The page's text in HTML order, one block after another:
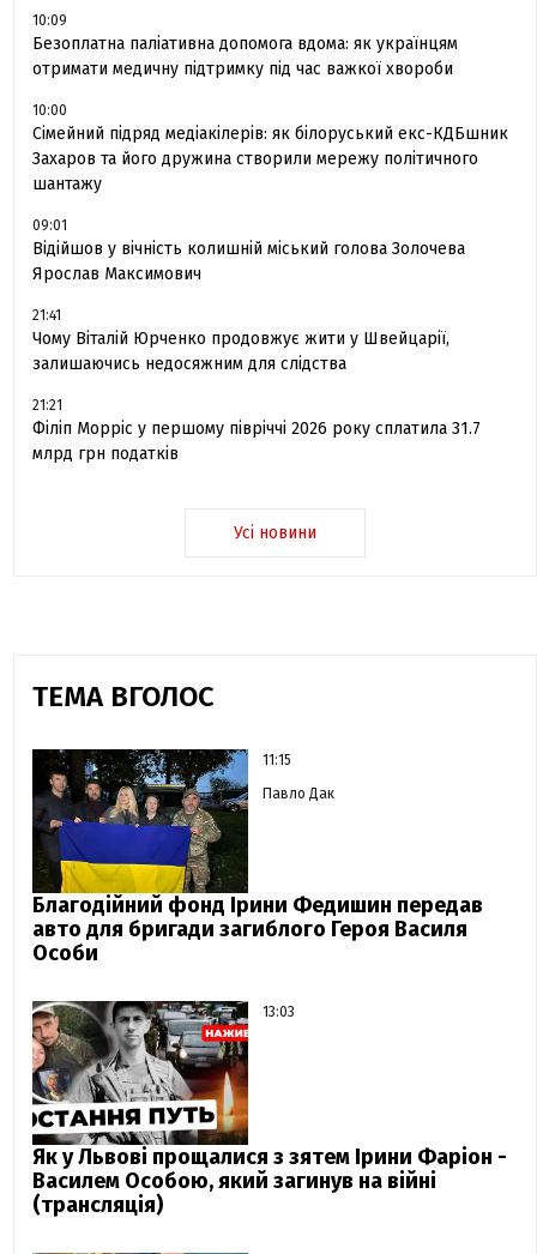
10:09
Безоплатна паліативна допомога вдома: як українцям
отримати медичну підтримку під час важкої хвороби
10:00
Сімейний підряд медіакілерів: як білоруський екс-КДБшник
Захаров та його дружина створили мережу політичного
шантажу
09:01
Відійшов у вічність колишній міський голова Золочева
Ярослав Максимович
21:41
Чому Віталій Юрченко продовжує жити у Швейцарії,
залишаючись недосяжним для слідства
21:21
Філіп Морріс у першому півріччі 2026 року сплатила 31.7
млрд грн податків
Усі новини
ТЕМА ВГОЛОС
11:15
Павло Дак
Благодійний фонд Ірини Федишин передав
авто для бригади загиблого Героя Василя
Особи
13:03
Як у Львові прощалися з зятем Ірини Фаріон -
Василем Особою, який загинув на війні
(трансляція)